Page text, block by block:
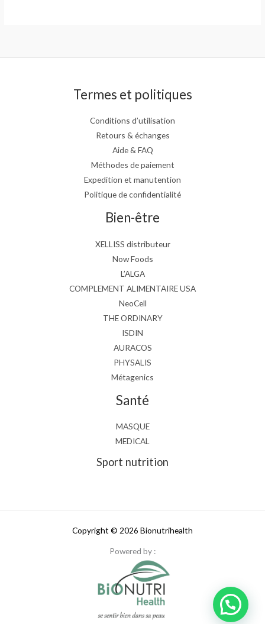
Termes et politiques
Conditions d’utilisation
Retours & échanges
Aide & FAQ
Méthodes de paiement
Expedition et manutention
Politique de confidentialité
Bien-être
XELLISS distributeur
Now Foods
L’ALGA
COMPLEMENT ALIMENTAIRE USA
NeoCell
THE ORDINARY
ISDIN
AURACOS
PHYSALIS
Métagenics
Santé
MASQUE
MEDICAL
Sport nutrition
Copyright © 2026 Bionutrihealth
Powered by :